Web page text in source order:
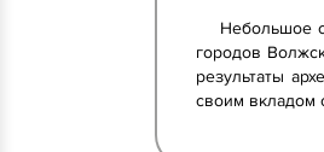
Небольшое
городов
результаты
своим вкладом